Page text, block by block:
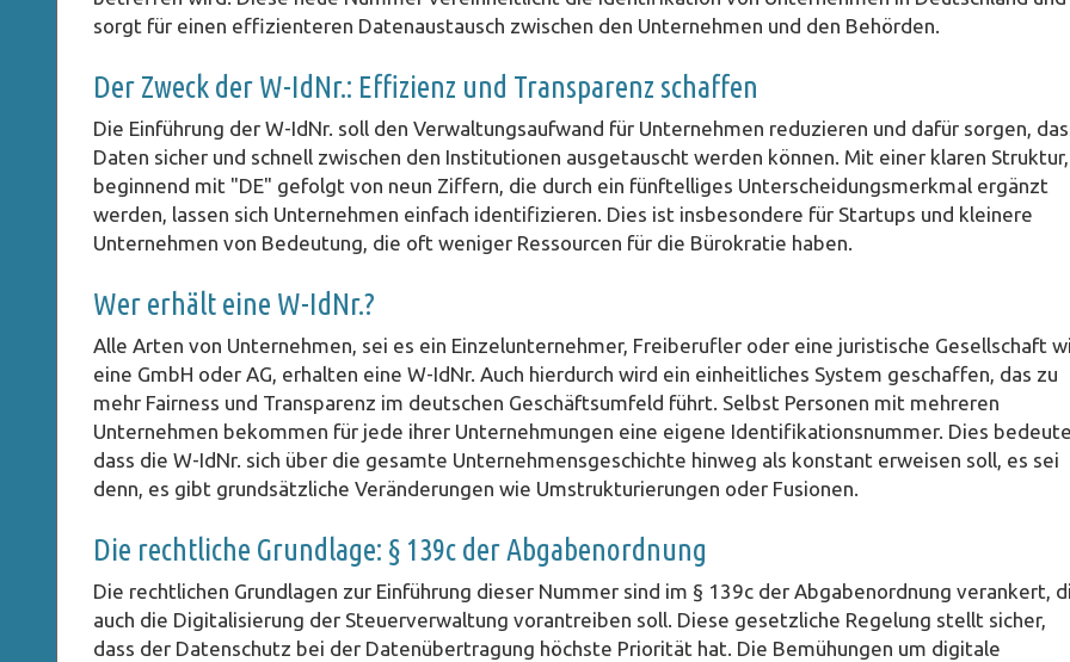
sorgt für einen effizienteren Datenaustausch zwischen den Unternehmen und den Behörden.
Der Zweck der W-IdNr.: Effizienz und Transparenz schaffen
Die Einführung der W-IdNr. soll den Verwaltungsaufwand für Unternehmen reduzieren und dafür sorgen,
Daten sicher und schnell zwischen den Institutionen ausgetauscht werden können. Mit einer klaren Struktur,
beginnend mit "DE" gefolgt von neun Ziffern, die durch ein fünftelliges Unterscheidungsmerkmal ergänzt
werden, lassen sich Unternehmen einfach identifizieren. Dies ist insbesondere für Startups und kleinere
Unternehmen von Bedeutung, die oft weniger Ressourcen für die Bürokratie haben.
Wer erhält eine W-IdNr.?
Alle Arten von Unternehmen, sei es ein Einzelunternehmer, Freiberufler oder eine juristische Gesellschaft
eine GmbH oder AG, erhalten eine W-IdNr. Auch hierdurch wird ein einheitliches System geschaffen, das zu
mehr Fairness und Transparenz im deutschen Geschäftsumfeld führt. Selbst Personen mit mehreren
Unternehmen bekommen für jede ihrer Unternehmungen eine eigene Identifikationsnummer. Dies
dass die W-IdNr. sich über die gesamte Unternehmensgeschichte hinweg als konstant erweisen soll, es sei
denn, es gibt grundsätzliche Veränderungen wie Umstrukturierungen oder Fusionen.
Die rechtliche Grundlage: § 139c der Abgabenordnung
Die rechtlichen Grundlagen zur Einführung dieser Nummer sind im § 139c der Abgabenordnung verankert,
auch die Digitalisierung der Steuerverwaltung vorantreiben soll. Diese gesetzliche Regelung stellt sicher,
dass der Datenschutz bei der Datenübertragung höchste Priorität hat. Die Bemühungen um digitale